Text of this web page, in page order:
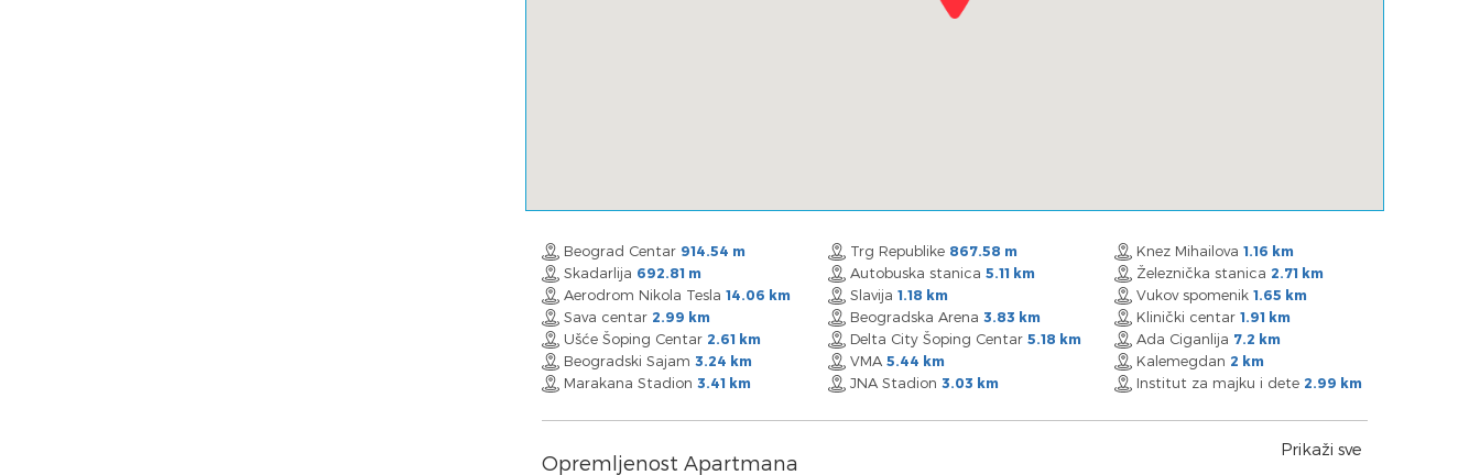
Beograd Centar 914.54 m Trg Republike 867.58 m Knez Mihailova 1.16 km
Skadarlija 692.81 m Autobuska stanica 5.11 km Železnička stanica 2.71 km
Aerodrom Nikola Tesla 14.06 km Slavija 1.18 km Vukov spomenik 1.65 km
Sava centar 2.99 km Beogradska Arena 3.83 km Klinički centar 1.91 km
Ušće Šoping Centar 2.61 km Delta City Šoping Centar 5.18 km Ada Ciganlija 7.2 km
Beogradski Sajam 3.24 km VMA 5.44 km Kalemegdan 2 km
Marakana Stadion 3.41 km JNA Stadion 3.03 km Institut za majku i dete 2.99 km
Opremljenost Apartmana
Prikaži sve